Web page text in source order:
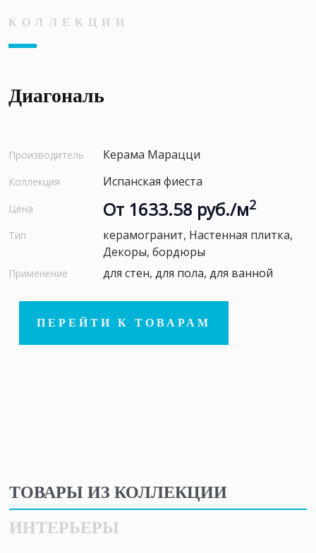
КОЛЛЕКЦИИ
Диагональ
Производитель Керама Марацци
Коллекция Испанская фиеста
Цена От 1633.58 руб./м2
Тип
керамогранит, Настенная плитка,
Декоры, бордюры
Применение для стен, для пола, для ванной
ПЕРЕЙТИ К ТОВАРАМ
ТОВАРЫ ИЗ КОЛЛЕКЦИИ
ИНТЕРЬЕРЫ